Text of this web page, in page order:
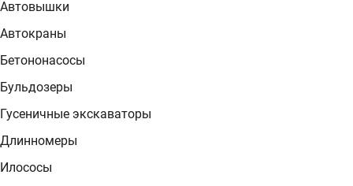
Автовышки
Автокраны
Бетононасосы
Бульдозеры
Гусеничные экскаваторы
Длинномеры
Илососы